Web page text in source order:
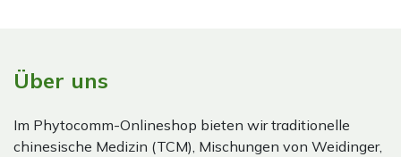
Über uns
Im Phytocomm-Onlineshop bieten wir traditionelle
chinesische Medizin (TCM), Mischungen von Weidinger,